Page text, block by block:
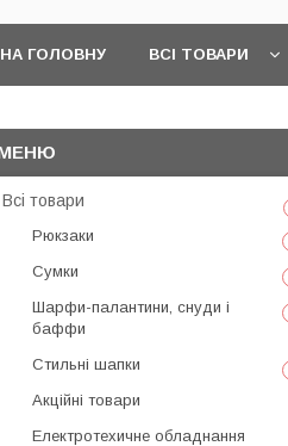
НА ГОЛОВНУ ВСІ ТОВАРИ
Всі товари
Рюкзаки
Сумки
Шарфи-палантини, снуди і
баффи
Стильні шапки
Акційні товари
Електротехичне обладнання